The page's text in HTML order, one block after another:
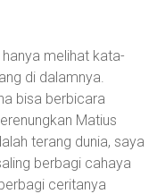
melihat kata-
di dalamnya.
bisa berbicara
Matius
terang dunia, saya
berbagi cahaya
ceritanya